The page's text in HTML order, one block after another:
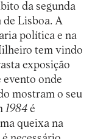
da segunda
de Lisboa. A
política e na
tem vindo
exposição
onde
mostram o seu
1984é
queixa na